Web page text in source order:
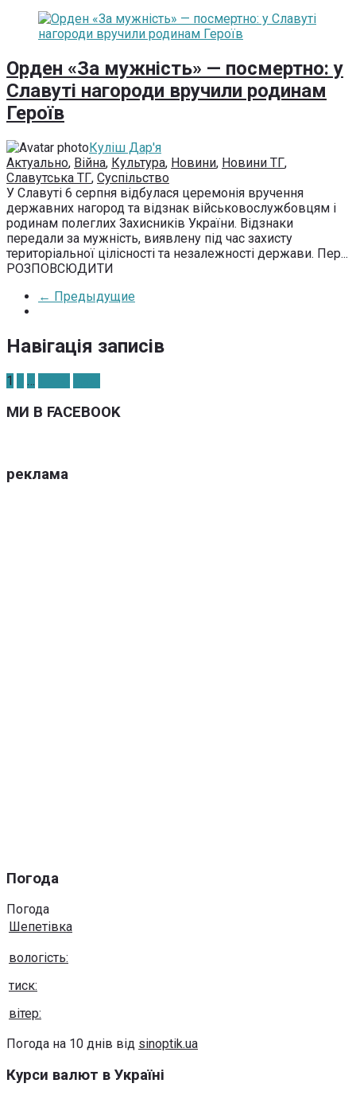
Орден «За мужність» — посмертно: у
Славуті нагороди вручили родинам
Героїв
Куліш Дар'я
Актуально, Війна, Культура, Новини, Новини ТГ,
Славутська ТГ, Суспільство
У Славуті 6 серпня відбулася церемонія вручення
державних нагород та відзнак військовослужбовцям і
родинам полеглих Захисників України. Відзнаки
передали за мужність, виявлену під час захисту
територіальної цілісності та незалежності держави. Пер...
РОЗПОВСЮДИТИ
← Предыдущие
Навігація записів
1 …
МИ В FACEBOOK
реклама
Погода
Погода
Шепетівка
вологість:
тиск:
вітер:
Погода на 10 днів від sinoptik.ua
Курси валют в Україні